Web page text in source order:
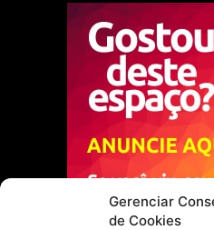
Gerenciar
de Cookies